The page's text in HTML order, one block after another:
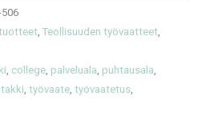
Teollisuuden työvaatteet
college palveluala puhtausala
työvaate työvaatetus